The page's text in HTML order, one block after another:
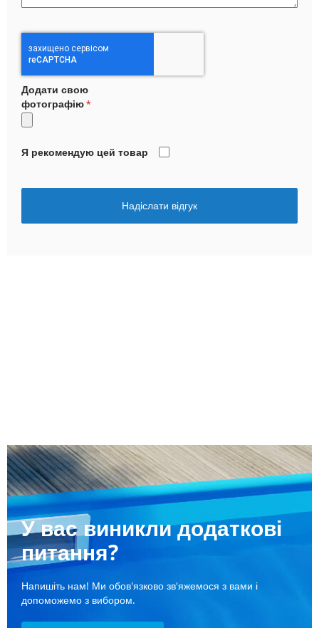
Додати свою
фотографію
Я рекомендую цей товар
Надіслати відгук
У вас виникли додаткові
питання?
Напишіть нам! Ми обов'язково зв'яжемося з вами і
допоможемо з вибором.